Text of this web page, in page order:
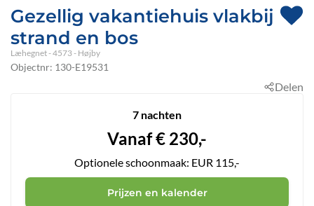
Gezellig vakantiehuis vlakbij
strand en bos
Læhegnet - 4573 - Højby
Objectnr: 130-E19531
Delen
7 nachten
Vanaf€ 230,-
Optionele schoonmaak: EUR 115,-
Prijzen en kalender